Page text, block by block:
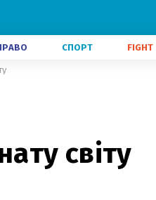
СПОРТ FIGHT
світу